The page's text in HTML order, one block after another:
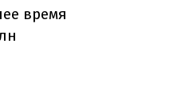
время